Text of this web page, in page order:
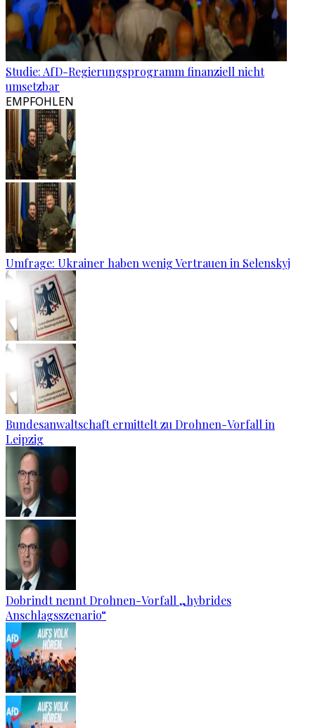
Studie: AfD-Regierungsprogramm finanziell nicht
umsetzbar
EMPFOHLEN
Umfrage: Ukrainer haben wenig Vertrauen in Selenskyj
Bundesanwaltschaft ermittelt zu Drohnen-Vorfall in
Leipzig
Dobrindt nennt Drohnen-Vorfall „hybrides
Anschlagsszenario“